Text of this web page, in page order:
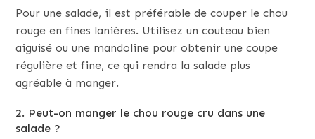
Pour une salade, il est préférable de couper le chou
rouge en fines lanières. Utilisez un couteau bien
aiguisé ou une mandoline pour obtenir une coupe
régulière et fine, ce qui rendra la salade plus
agréable à manger.
2. Peut-on manger le chou rouge cru dans une
salade ?